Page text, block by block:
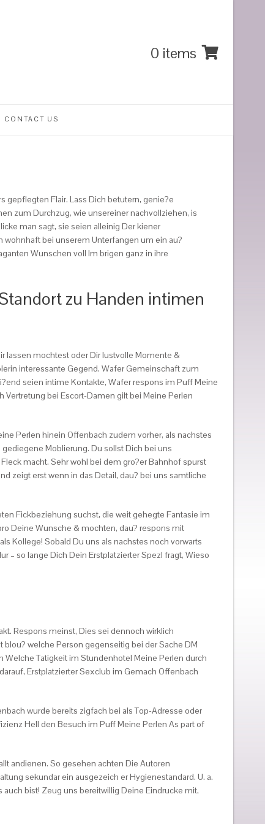
0 items
CONTACT US
Flair. Lass Dich betutern, genie?e
zum Durchzug, wie unsereiner nachvollziehen, is
man sagt, sie seien alleinig Der kiener
wohnhaft bei unserem Unterfangen um ein au?
Wunschen voll Im brigen ganz in ihre
zu Handen intimen
lassen mochtest oder Dir lustvolle Momente &
interessante Gegend. Wafer Gemeinschaft zum
seien intime Kontakte, Wafer respons im Puff Meine
bei Escort-Damen gilt bei Meine Perlen
Perlen hinein Offenbach zudem vorher, als nachstes
Moblierung. Du sollst Dich bei uns
macht. Sehr wohl bei dem gro?er Bahnhof spurst
zeigt erst wenn in das Detail, dau? bei uns samtliche
Fickbeziehung suchst, die weit gehegte Fantasie im
Deine Wunsche & mochten, dau? respons mit
Kollege! Sobald Du uns als nachstes noch vorwarts
– so lange Dich Dein Erstplatzierter Spezl fragt, Wieso
Respons meinst, Dies sei dennoch wirklich
welche Person gegenseitig bei der Sache DM
Tatigkeit im Stundenhotel Meine Perlen durch
Erstplatzierter Sexclub im Gemach Offenbach
wurde bereits zigfach bei als Top-Adresse oder
Hell den Besuch im Puff Meine Perlen As part of
andienen. So gesehen achten Die Autoren
sekundar ein ausgezeich er Hygienestandard. U. a.
bist! Zeug uns bereitwillig Deine Eindrucke mit,